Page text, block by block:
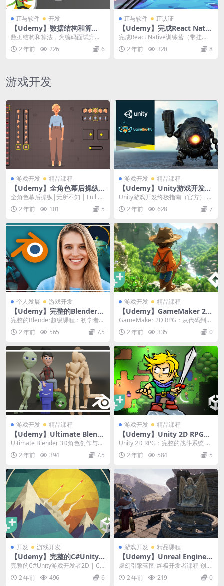
IT与软件 开发
【Udemy】数据结构和算
法，为编码面试升级
数据结构和算法，为编码面试升级
| Data Structures & ...
2 年前 226 6
IT与软件 IT认证
【Udemy】完成React Nativ
e训练营（带挂钩）
完成React Native训练营（带挂
钩） | Complete React ...
2 年前 320 8
游戏开发
游戏开发 精品课程
【Udemy】全角色幕后操纵|
无所不知
全角色幕后操纵|无所不知 | Full C
haracter Rigging in...
2 年前 101 5
游戏开发 精品课程
【Udemy】Unity游戏开发终
极指南（官方）
Unity游戏开发终极指南（官方） |
The Ultimate Guide t...
2 年前 628 7
个人发展 游戏开发
【Udemy】完整的Blender超
级课程：初学者到专家
完整的Blender超级课程：初学者到
专家 | Complete Blender...
2 年前 565 7.5
游戏开发 精品课程
【Udemy】GameMaker 2D
RPG：从代码到战斗打造你的
冒险
GameMaker 2D RPG：从代码到战
斗打造你的冒险 | GameMake...
2 年前 335 0
游戏开发 精品课程
【Udemy】Ultimate Blend
er 3D角色创作与动画课程
Ultimate Blender 3D角色创作与动
画课程 | Ultimate ...
2 年前 394 7.5
游戏开发 精品课程
【Udemy】Unity 2D RPG：
完整的战斗系统
Unity 2D RPG：完整的战斗系统 |
Unity 2D RPG: Com...
2 年前 584 5
开发 游戏开发
【Udemy】完整的C#Unity
游戏开发者2D
完整的C#Unity游戏开发者2D | Co
mplete C# Unity Ga...
2 年前 496 6
游戏开发 精品课程
【Udemy】Unreal Engine B
lueprints – The Ultimate D
eveloper Course
虚幻引擎蓝图-终极开发者课程 创建
三个完整的视频游戏，包括一个没
有单行代码的手机...
2 年前 219 0